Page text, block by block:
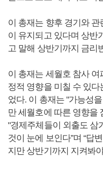
이 총재는 향후 경기와
이 유지되고 있다며 상반
고 말해 상반기까지 금리
이 총재는 세월호 참사
정적 영향을 미칠 수 있
었다. 이 총재는 "가능성
만 세월호에 따른 영향을
"경제주체들이 외출도 삼
것이 눈에 보인다”며 “답
지만 상반기까지 지켜봐